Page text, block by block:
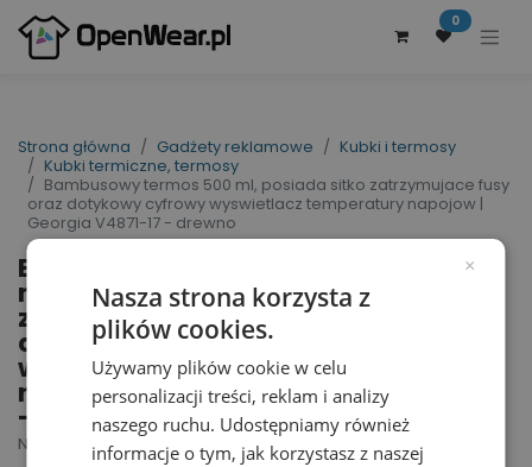
0
Strona główna Gadżety reklamowe
Kubki i termosy
Kubki termiczne, termosy
Bambusowy termos 500 ml, posiada sitko zatrzymujace fusy
oraz dotykowy cyfrowy wyswietlacz temperatury napojow |
Georgia V4871-17 - drewno
Bambusowy termos 500
ml, posiada sitko
zatrzymujace fusy oraz
dotykowy cyfrowy
wyswietlacz temperatury
napojow | Georgia V4871-17
- drewno
Nr artykułu dostawcy: V4871-17 | ID : 29227
×
Nasza strona korzysta z
plików cookies.
Używamy plików cookie w celu
personalizacji treści, reklam i analizy
naszego ruchu. Udostępniamy również
informacje o tym, jak korzystasz z naszej